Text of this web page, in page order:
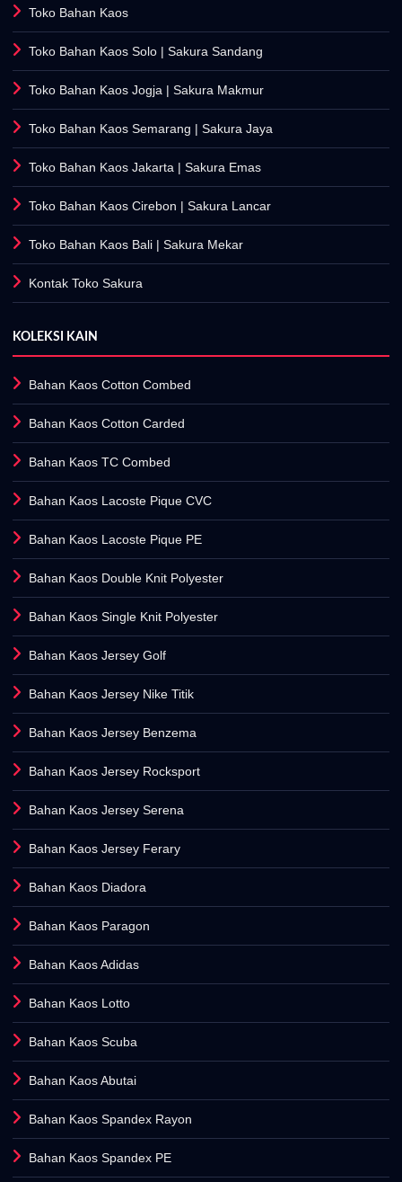
Toko Bahan Kaos
Toko Bahan Kaos Solo | Sakura Sandang
Toko Bahan Kaos Jogja | Sakura Makmur
Toko Bahan Kaos Semarang | Sakura Jaya
Toko Bahan Kaos Jakarta | Sakura Emas
Toko Bahan Kaos Cirebon | Sakura Lancar
Toko Bahan Kaos Bali | Sakura Mekar
Kontak Toko Sakura
KOLEKSI KAIN
Bahan Kaos Cotton Combed
Bahan Kaos Cotton Carded
Bahan Kaos TC Combed
Bahan Kaos Lacoste Pique CVC
Bahan Kaos Lacoste Pique PE
Bahan Kaos Double Knit Polyester
Bahan Kaos Single Knit Polyester
Bahan Kaos Jersey Golf
Bahan Kaos Jersey Nike Titik
Bahan Kaos Jersey Benzema
Bahan Kaos Jersey Rocksport
Bahan Kaos Jersey Serena
Bahan Kaos Jersey Ferary
Bahan Kaos Diadora
Bahan Kaos Paragon
Bahan Kaos Adidas
Bahan Kaos Lotto
Bahan Kaos Scuba
Bahan Kaos Abutai
Bahan Kaos Spandex Rayon
Bahan Kaos Spandex PE